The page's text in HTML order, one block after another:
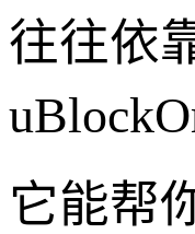
往往依
它能帮